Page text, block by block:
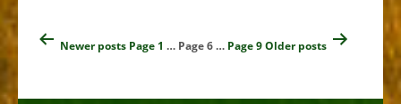
Navigacija
Newerposts Page 1 … Page 6… Page 9Olderposts